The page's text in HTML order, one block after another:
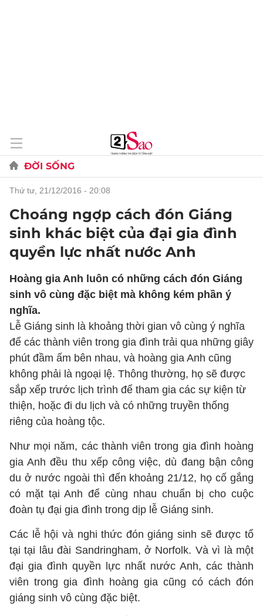
ĐỜI SỐNG
thứ tư, 21/12/2016 - 20:08
Choáng ngợp cách đón Giáng
sinh khác biệt của đại gia đình
quyền lực nhất nước Anh
Hoàng gia Anh luôn có những cách đón Giáng
sinh vô cùng đặc biệt mà không kém phần ý
nghĩa.
Lễ Giáng sinh là khoảng thời gian vô cùng ý nghĩa
để các thành viên trong gia đình trải qua những giây
phút đầm ấm bên nhau, và hoàng gia Anh cũng
không phải là ngoại lệ. Thông thường, họ sẽ được
sắp xếp trước lịch trình để tham gia các sự kiện từ
thiện, hoặc đi du lịch và có những truyền thống
riêng của hoàng tộc.
Như mọi năm, các thành viên trong gia đình hoàng
gia Anh đều thu xếp công việc, dù đang bận công
du ở nước ngoài thì đến khoảng 21/12, họ cố gắng
có mặt tại Anh để cùng nhau chuẩn bị cho cuộc
đoàn tụ đại gia đình trong dịp lễ Giáng sinh.
Các lễ hội và nghi thức đón giáng sinh sẽ được tổ
tại tại lâu đài Sandringham, ở Norfolk. Và vì là một
đại gia đình quyền lực nhất nước Anh, các thành
viên trong gia đình hoàng gia cũng có cách đón
giáng sinh vô cùng đặc biệt.